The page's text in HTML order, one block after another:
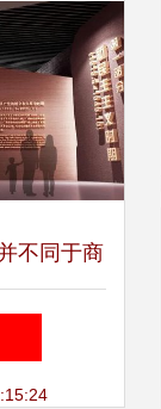
不同于商
展品自身
越